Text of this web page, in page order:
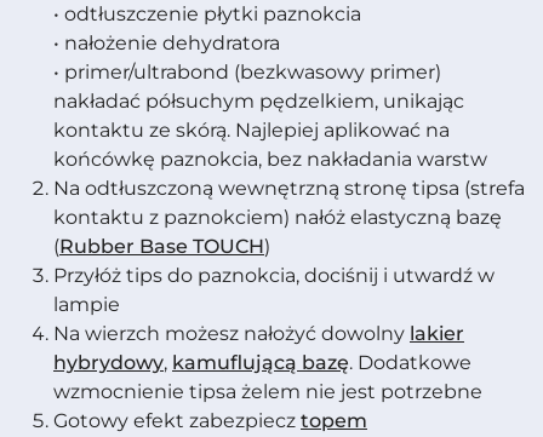
• odtłuszczenie płytki paznokcia
• nałożenie dehydratora
• primer/ultrabond (bezkwasowy primer)
nakładać półsuchym pędzelkiem, unikając
kontaktu ze skórą. Najlepiej aplikować na
końcówkę paznokcia, bez nakładania warstw
Na odtłuszczoną wewnętrzną stronę tipsa (strefa
kontaktu z paznokciem) nałóż elastyczną bazę
(Rubber Base TOUCH)
Przyłóż tips do paznokcia, dociśnij i utwardź w
lampie
Na wierzch możesz nałożyć dowolny lakier
hybrydowy, kamuflującą bazę. Dodatkowe
wzmocnienie tipsa żelem nie jest potrzebne
Gotowy efekt zabezpiecz topem